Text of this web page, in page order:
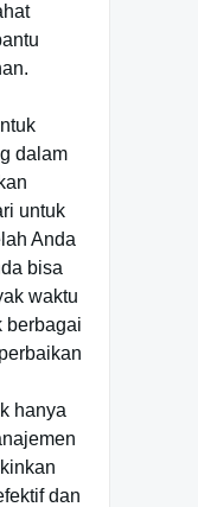
dalam
untuk
Anda
bisa
waktu
berbagai
hanya
dan